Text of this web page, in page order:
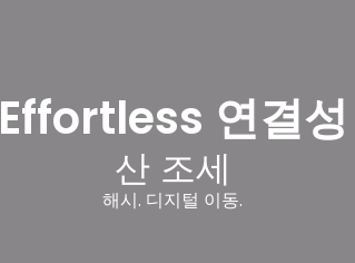
Effortless 연결성
산 조세
해시. 디지털 이동.